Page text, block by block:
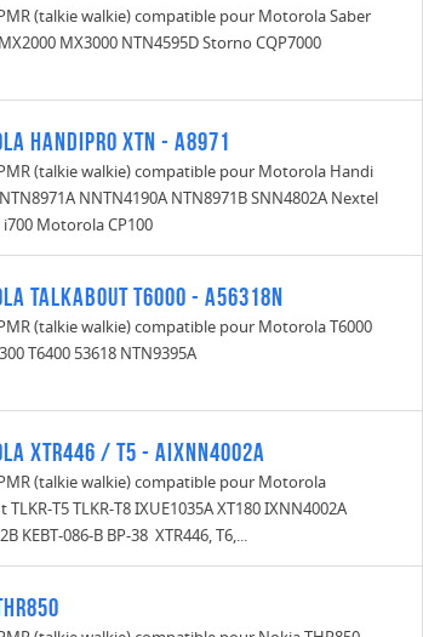
(talkie walkie) compatible pour Motorola Saber
MX3000 NTN4595D Storno CQP7000
Handipro XTN - A8971
(talkie walkie) compatible pour Motorola Handi
NNTN4190A NTN8971B SNN4802A Nextel
i700 Motorola CP100
Talkabout T6000 - A56318N
(talkie walkie) compatible pour Motorola T6000
T6400 53618 NTN9395A
XTR446 / T5 - AIXNN4002A
(talkie walkie) compatible pour Motorola
TLKR-T5 TLKR-T8 IXUE1035A XT180 IXNN4002A
KEBT-086-B BP-38 XTR446, T6,...